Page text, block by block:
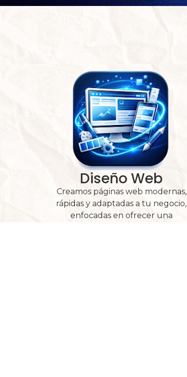
Diseño Web
Creamos páginas web modernas,
rápidas y adaptadas a tu negocio,
enfocadas en ofrecer una